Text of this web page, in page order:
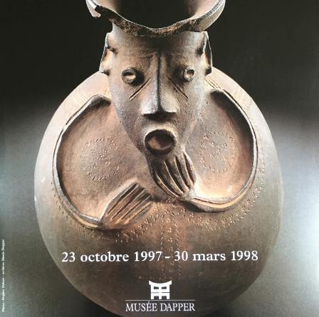
Chers clients,
Nous vous informons que les commandes passées après le
27 juillet ne seront mises en livraison qu’à partir du 31 août.
Nous nous excusons pour la gêne occasionnée. Nous